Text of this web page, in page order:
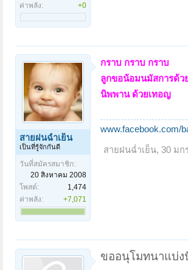
ค่าพลัง:
+0
สายฝนฉ่ำเย็น
เป็นที่รู้จักกันดี
วันที่สมัครสมาชิก:
20 สิงหาคม 2008
โพสต์:
1,474
ค่าพลัง:
+7,071
กราบ กราบ กราบ
ลูกขอน้อมนมัสการด้ว
นิพพาน ด้วยเทอญ
www.facebook.com/
สายฝนฉ่ำเย็น, 30 มก
ขออนุโมทนาแบ่ง